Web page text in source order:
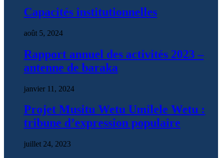
Capacités institutionnelles
août 5, 2024
Rapport annuel des activités 2023 –
antenne de baraka
janvier 11, 2024
Projet Musitu Wetu Umilele Wetu :
tribune d’expression populaire
juillet 24, 2023